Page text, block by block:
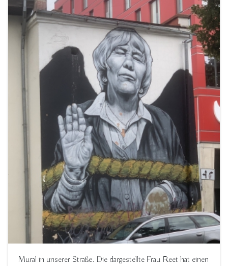
Mural in unserer Straße. Die dargestellte Frau Reet hat einen